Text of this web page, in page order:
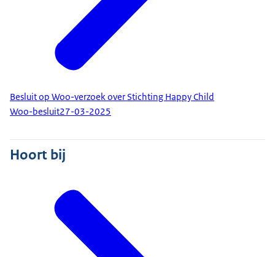
Besluit op Woo-verzoek over Stichting Happy Child
Woo-besluit27-03-2025
Hoort bij